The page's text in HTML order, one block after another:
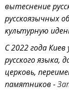
вытеснение
русскоязычных
культурную
С 2022 года Киев
русского языка,
церковь,
памятников -